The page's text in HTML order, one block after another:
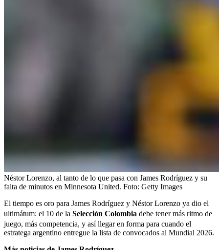
Néstor Lorenzo, al tanto de lo que pasa con James Rodríguez y su
falta de minutos en Minnesota United. Foto: Getty Images
El tiempo es oro para James Rodríguez y Néstor Lorenzo ya dio el
ultimátum: el 10 de la Selección Colombia debe tener más ritmo de
juego, más competencia, y así llegar en forma para cuando el
estratega argentino entregue la lista de convocados al Mundial 2026.